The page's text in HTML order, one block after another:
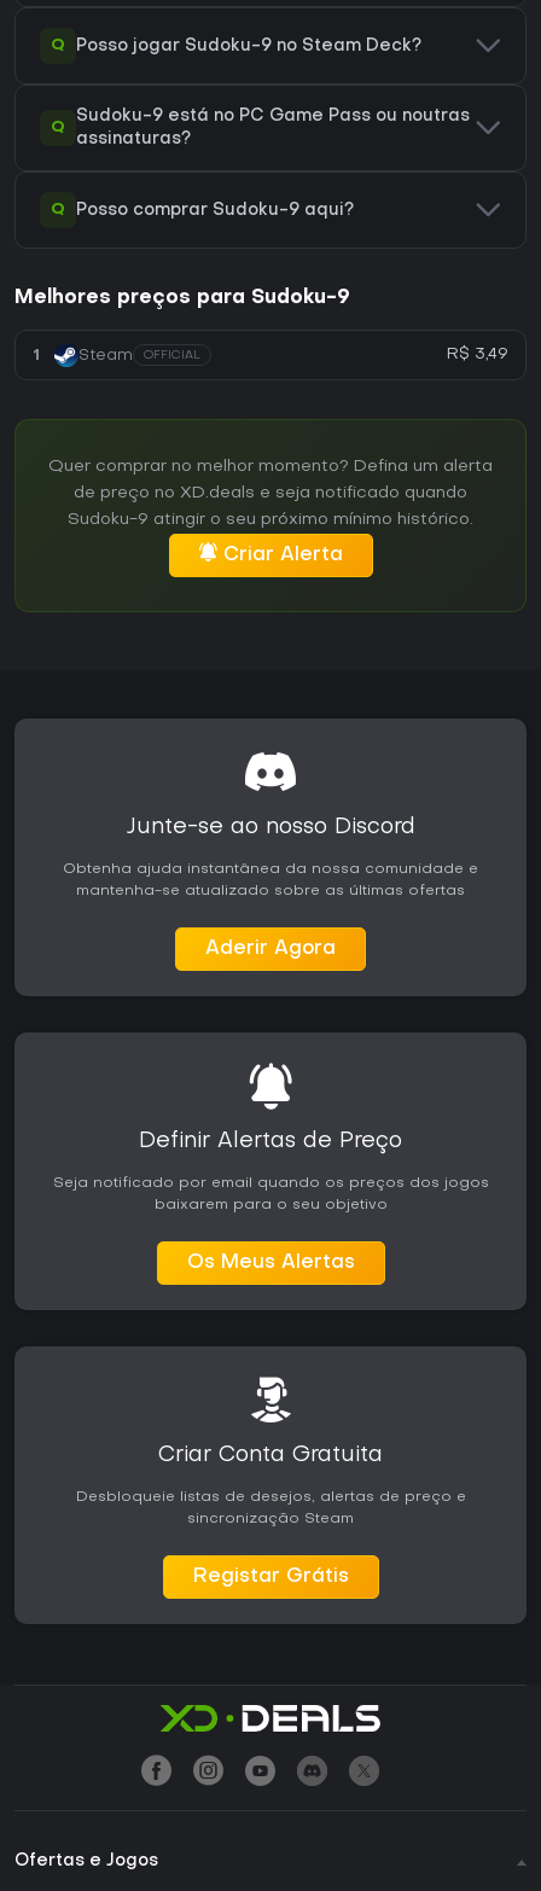
Q Posso jogar Sudoku-9 no Steam Deck?
Q
Sudoku-9 está no PC Game Pass ou noutras
assinaturas?
Q Posso comprar Sudoku-9 aqui?
Melhores preços para Sudoku-9
1 Steam OFFICIAL R$ 3,49
Quer comprar no melhor momento? Defina um alerta
de preço no XD.deals e seja notificado quando
Sudoku-9 atingir o seu próximo mínimo histórico.
Criar Alerta
Junte-se ao nosso Discord
Obtenha ajuda instantânea da nossa comunidade e
mantenha-se atualizado sobre as últimas ofertas
Aderir Agora
Definir Alertas de Preço
Seja notificado por email quando os preços dos jogos
baixarem para o seu objetivo
Os Meus Alertas
Criar Conta Gratuita
Desbloqueie listas de desejos, alertas de preço e
sincronização Steam
Registar Grátis
Ofertas e Jogos